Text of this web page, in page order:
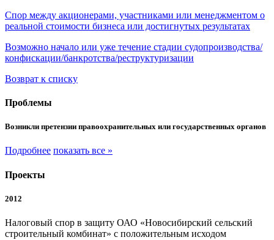
Спор между акционерами, участниками или менеджментом о
реальной стоимости бизнеса или достигнутых результатах
Возможно начало или уже течение стадии судопроизводства/
конфискации/банкротства/реструктуризации
Возврат к списку
Проблемы
Возникли претензии правоохранительных или государственных органов
Подробнее показать все »
Проекты
2012
Налоговый спор в защиту ОАО «Новосибирский сельский
строительный комбинат» с положительным исходом